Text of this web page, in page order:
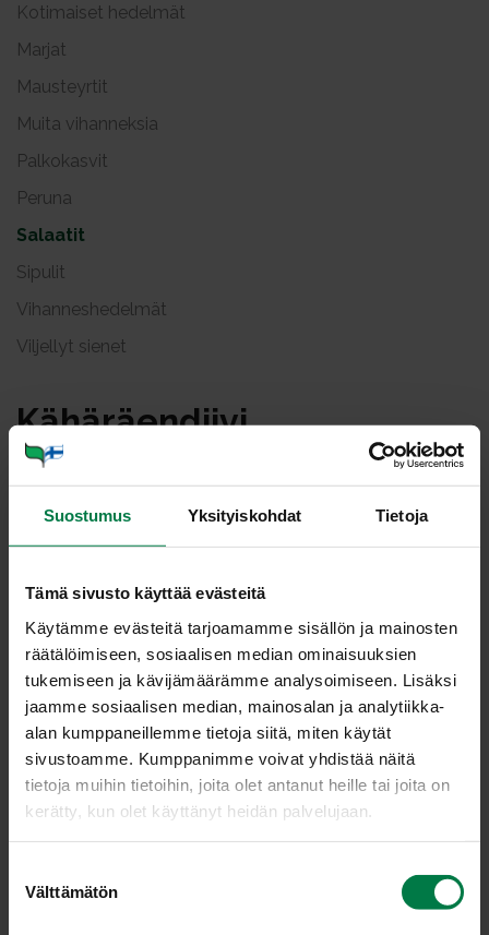
Suostumus Yksityiskohdat Tietoja
Tämä sivusto käyttää evästeitä
Käytämme evästeitä tarjoamamme sisällön ja mainosten
räätälöimiseen, sosiaalisen median ominaisuuksien
tukemiseen ja kävijämäärämme analysoimiseen. Lisäksi
jaamme sosiaalisen median, mainosalan ja analytiikka-
alan kumppaneillemme tietoja siitä, miten käytät
sivustoamme. Kumppanimme voivat yhdistää näitä
tietoja muihin tietoihin, joita olet antanut heille tai joita on
kerätty, kun olet käyttänyt heidän palvelujaan.
Välttämätön
Kotimaiset hedelmät
Marjat
Mausteyrtit
Muita vihanneksia
Palkokasvit
Peruna
Salaatit
Sipulit
Vihanneshedelmät
Viljellyt sienet
Kä­hä­räen­dii­vi
KÄ­HÄ­RÄEN­DII­VI
(Cic­ho­rium en­
di­vis var. cris­
pum)
Kähäräendiivi eli friseesalaatti
on siloendiiville läheistä
sukua. Ainoa ero on lehtien muoto. Kähäräendiivin lehdet
Uloimmat lehdet ovat vihreitä, sisimmät heleän
vaaleankeltaisia. Kähäräendiivin maku on voimakas ja